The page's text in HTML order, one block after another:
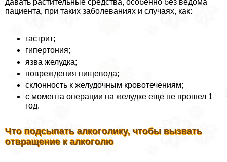
пациента, при таких заболеваниях и случаях, как:
гастрит;
гипертония;
язва желудка;
повреждения пищевода;
склонность к желудочным кровотечениям;
с момента операции на желудке еще не прошел 1
год.
Что подсыпать алкоголику, чтобы вызвать
отвращение к алкоголю